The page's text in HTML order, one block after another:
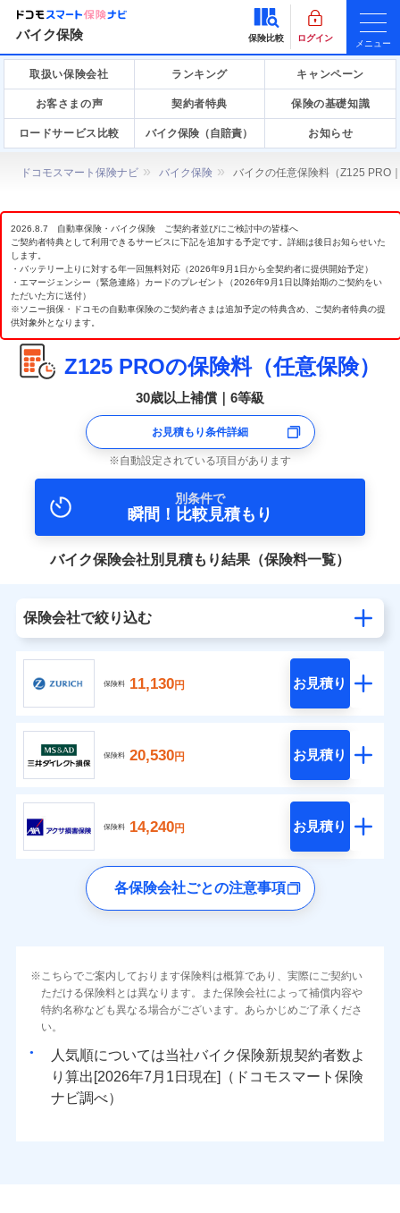
バイク保険 保険比較 ログイン
メニュー
取扱い保険会社 ランキング キャンペーン
お客さまの声 契約者特典 保険の基礎知識
ロードサービス比較 バイク保険（自賠責） お知らせ
ドコモスマート保険ナビ バイク保険 バイクの任意保険料（Z125 PRO
2026.8.7 自動車保険・バイク保険 ご契約者並びにご検討中の皆様へ
ご契約者特典として利用できるサービスに下記を追加する予定です。詳細は後日お知らせいた
します。
・バッテリー上りに対する年一回無料対応（2026年9月1日から全契約者に提供開始予定）
・エマージェンシー（緊急連絡）カードのプレゼント（2026年9月1日以降始期のご契約をい
ただいた方に送付）
※ソニー損保・ドコモの自動車保険のご契約者さまは追加予定の特典含め、ご契約者特典の提
供対象外となります。
Z125 PROの保険料（任意保険）
30歳以上補償｜6等級
お見積もり条件詳細
自動設定されている項目があります
別条件で
瞬間！比較見積もり
バイク保険会社別見積もり結果（保険料一覧）
保険会社で絞り込む
保険料 11,130円 お見積り
保険料 20,530円 お見積り
保険料 14,240円 お見積り
各保険会社ごとの注意事項
こちらでご案内しております保険料は概算であり、実際にご契約い
ただける保険料とは異なります。また保険会社によって補償内容や
特約名称なども異なる場合がございます。あらかじめご了承くださ
い。
人気順については当社
新規契約者数よ
り算出[
年 月
日現在]（ドコモスマート保険
ナビ調べ）